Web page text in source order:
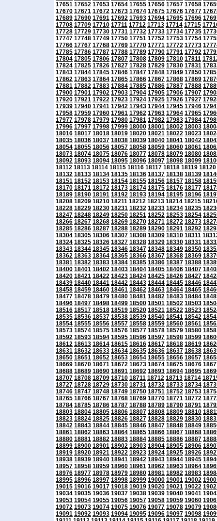
17651 17652 17653 17654 17655 17656 17657 17658
17670 17671 17672 17673 17674 17675 17676 17677
17689 17690 17691 17692 17693 17694 17695 17696
17708 17709 17710 17711 17712 17713 17714 17715
17728 17729 17730 17731 17732 17733 17734 17735
17747 17748 17749 17750 17751 17752 17753 17754
17766 17767 17768 17769 17770 17771 17772 17773
17785 17786 17787 17788 17789 17790 17791 17792
17804 17805 17806 17807 17808 17809 17810 17811
17824 17825 17826 17827 17828 17829 17830 17831
17843 17844 17845 17846 17847 17848 17849 17850
17862 17863 17864 17865 17866 17867 17868 17869
17881 17882 17883 17884 17885 17886 17887 17888
17900 17901 17902 17903 17904 17905 17906 17907
17920 17921 17922 17923 17924 17925 17926 17927
17939 17940 17941 17942 17943 17944 17945 17946
17958 17959 17960 17961 17962 17963 17964 17965
17977 17978 17979 17980 17981 17982 17983 17984
17996 17997 17998 17999 18000 18001 18002 18003
18016 18017 18018 18019 18020 18021 18022 18023
18035 18036 18037 18038 18039 18040 18041 18042
18054 18055 18056 18057 18058 18059 18060 18061
18073 18074 18075 18076 18077 18078 18079 18080
18092 18093 18094 18095 18096 18097 18098 18099
18112 18113 18114 18115 18116 18117 18118 18119 18120
18132 18133 18134 18135 18136 18137 18138 18139
18151 18152 18153 18154 18155 18156 18157 18158
18170 18171 18172 18173 18174 18175 18176 18177
18189 18190 18191 18192 18193 18194 18195 18196
18208 18209 18210 18211 18212 18213 18214 18215
18228 18229 18230 18231 18232 18233 18234 18235
18247 18248 18249 18250 18251 18252 18253 18254
18266 18267 18268 18269 18270 18271 18272 18273
18285 18286 18287 18288 18289 18290 18291 18292
18304 18305 18306 18307 18308 18309 18310 18311
18324 18325 18326 18327 18328 18329 18330 18331
18343 18344 18345 18346 18347 18348 18349 18350
18362 18363 18364 18365 18366 18367 18368 18369
18381 18382 18383 18384 18385 18386 18387 18388
18400 18401 18402 18403 18404 18405 18406 18407
18420 18421 18422 18423 18424 18425 18426 18427
18439 18440 18441 18442 18443 18444 18445 18446
18458 18459 18460 18461 18462 18463 18464 18465
18477 18478 18479 18480 18481 18482 18483 18484
18496 18497 18498 18499 18500 18501 18502 18503
18516 18517 18518 18519 18520 18521 18522 18523
18535 18536 18537 18538 18539 18540 18541 18542
18554 18555 18556 18557 18558 18559 18560 18561
18573 18574 18575 18576 18577 18578 18579 18580
18592 18593 18594 18595 18596 18597 18598 18599
18612 18613 18614 18615 18616 18617 18618 18619
18631 18632 18633 18634 18635 18636 18637 18638
18650 18651 18652 18653 18654 18655 18656 18657
18669 18670 18671 18672 18673 18674 18675 18676
18688 18689 18690 18691 18692 18693 18694 18695
18707 18708 18709 18710 18711 18712 18713 18714
18727 18728 18729 18730 18731 18732 18733 18734
18746 18747 18748 18749 18750 18751 18752 18753
18765 18766 18767 18768 18769 18770 18771 18772
18784 18785 18786 18787 18788 18789 18790 18791
18803 18804 18805 18806 18807 18808 18809 18810
18823 18824 18825 18826 18827 18828 18829 18830
18842 18843 18844 18845 18846 18847 18848 18849
18861 18862 18863 18864 18865 18866 18867 18868
18880 18881 18882 18883 18884 18885 18886 18887
18899 18900 18901 18902 18903 18904 18905 18906
18919 18920 18921 18922 18923 18924 18925 18926
18938 18939 18940 18941 18942 18943 18944 18945
18957 18958 18959 18960 18961 18962 18963 18964
18976 18977 18978 18979 18980 18981 18982 18983
18995 18996 18997 18998 18999 19000 19001 19002
19015 19016 19017 19018 19019 19020 19021 19022
19034 19035 19036 19037 19038 19039 19040 19041
19053 19054 19055 19056 19057 19058 19059 19060
19072 19073 19074 19075 19076 19077 19078 19079
19091 19092 19093 19094 19095 19096 19097 19098